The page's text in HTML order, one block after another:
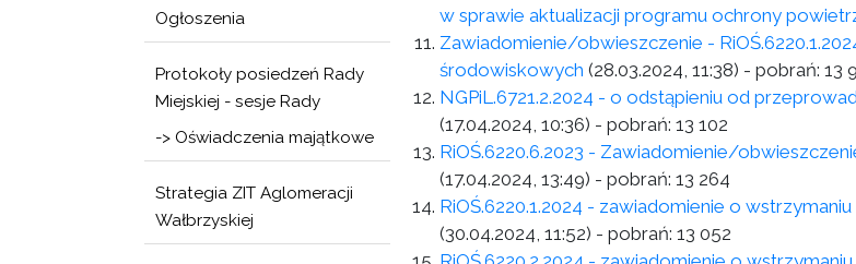
Ogłoszenia
Protokoły posiedzeń Rady
Miejskiej - sesje Rady
-> Oświadczenia majątkowe
Strategia ZIT Aglomeracji
Wałbrzyskiej
w sprawie aktualizacji programu ochrony
Zawiadomienie/obwieszczenie -
środowiskowych (28.03.2024, 11:38) - pobrań: 13
NGPiL.6721.2.2024 - o odstąpieniu od
(17.04.2024, 10:36) - pobrań: 13 102
RiOŚ.6220.6.2023 - Zawiadomienie/
(17.04.2024, 13:49) - pobrań: 13 264
RiOŚ.6220.1.2024 - zawiadomienie o
(30.04.2024, 11:52) - pobrań: 13 052